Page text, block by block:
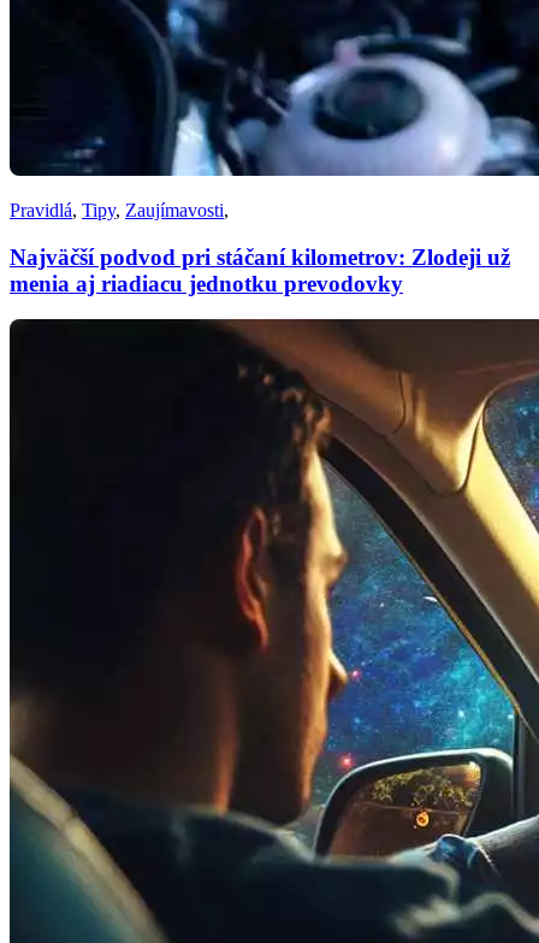
Pravidlá, Tipy, Zaujímavosti,
Najväčší podvod pri stáčaní kilometrov: Zlodeji už
menia aj riadiacu jednotku prevodovky